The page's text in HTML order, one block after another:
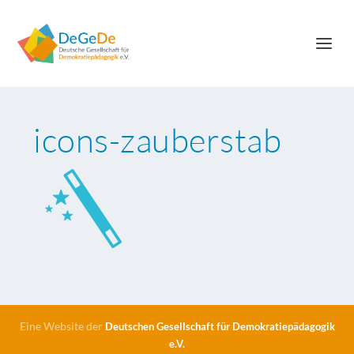
icons-zauberstab
Eine Website der Deutschen Gesellschaft für Demokratiepädagogik
e.V.